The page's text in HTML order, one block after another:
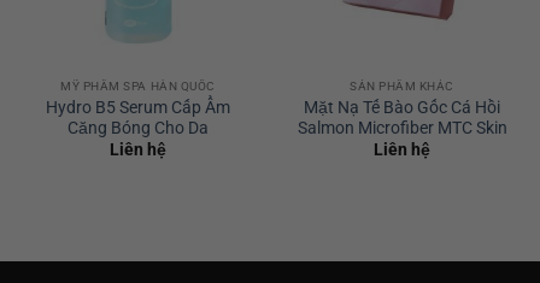
MỸ PHẨM SPA HÀN QUỐC
Hydro B5 Serum Cấp Ẩm
Căng Bóng Cho Da
Liên hệ
SẢN PHẨM KHÁC
Mặt Nạ Tế Bào Gốc Cá Hồi
Salmon Microfiber MTC Skin
Liên hệ